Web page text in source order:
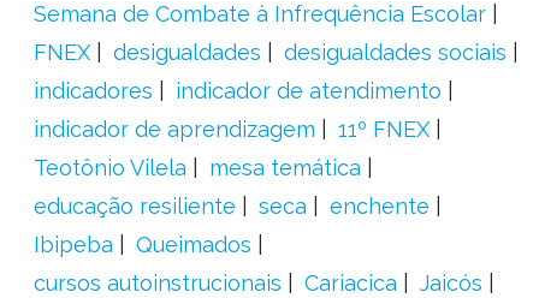
Semana de Combate à Infrequência Escolar
FNEX
desigualdades
desigualdades sociais
indicadores
indicador de atendimento
indicador de aprendizagem
11º FNEX
Teotônio Vilela
mesa temática
educação resiliente
seca
enchente
Ibipeba
Queimados
cursos autoinstrucionais
Cariacica
Jaicós